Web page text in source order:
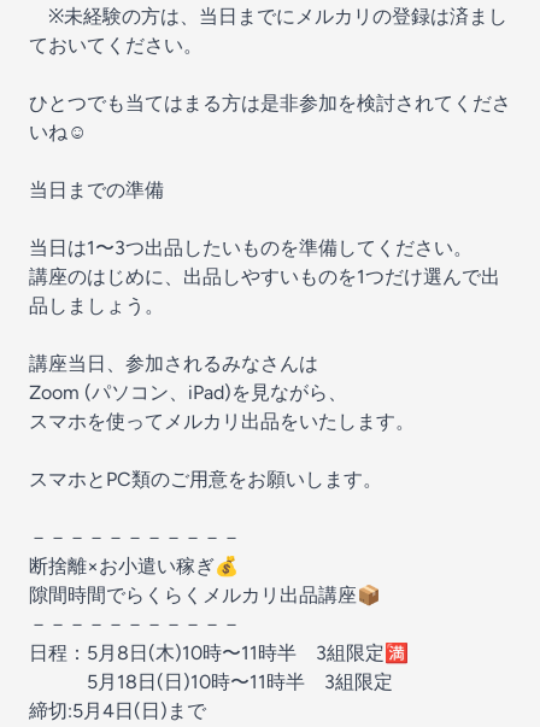
※未経験の方は、当日までにメルカリの登録は済まし
ておいてください。
ひとつでも当てはまる方は是非参加を検討されてくださ
いね☺️
当日までの準備
当日は1〜3つ出品したいものを準備してください。
講座のはじめに、出品しやすいものを1つだけ選んで出
品しましょう。
講座当日、参加されるみなさんは
Zoom (パソコン、iPad)を見ながら、
スマホを使ってメルカリ出品をいたします。
スマホとPC類のご用意をお願いします。
－－－－－－－－－－－
断捨離×お小遣い稼ぎ💰
隙間時間でらくらくメルカリ出品講座📦
－－－－－－－－－－－
日程：5月8日(木)10時〜11時半 3組限定🈵
5月18日(日)10時〜11時半 3組限定
締切:5月4日(日)まで